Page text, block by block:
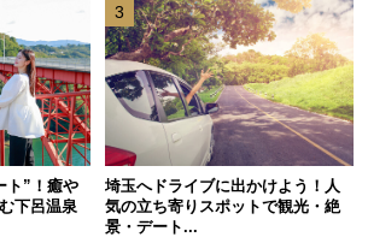
ト”！癒や
下呂温泉
3
埼玉へドライブに出かけよう！人
気の立ち寄りスポットで観光・絶
景・デート...